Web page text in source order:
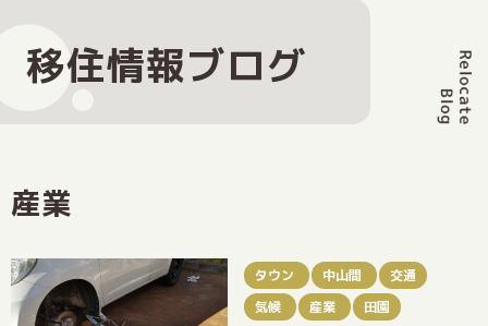
移住情報ブログ
産業
タウン 中山間
交通
気候
産業 田園